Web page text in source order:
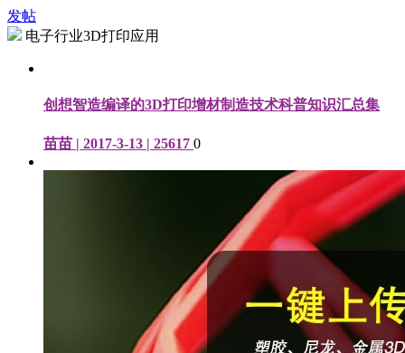
发帖
电子行业3D打印应用
创想智造编译的3D打印增材制造技术科普知识汇总集
苗苗 | 2017-3-13 | 25617 0